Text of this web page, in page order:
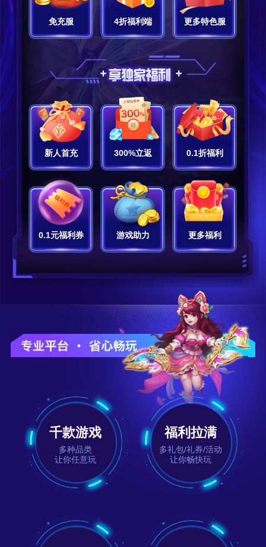
免充服 4折福利端 更多特色服
新人首充 300%立返 0.1折福利
0.1元福利券 游戏助力 更多福利
千款游戏
多种品类
让你任意玩
福利拉满
多礼包/礼券/活动
让你畅快玩